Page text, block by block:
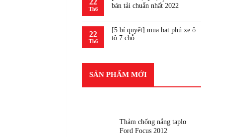
22
Th6
bán tải chuẩn nhất 2022
22
Th6
[5 bí quyết] mua bạt phủ xe ô
tô 7 chỗ
SẢN PHẨM MỚI
Thảm chống nắng taplo
Ford Focus 2012